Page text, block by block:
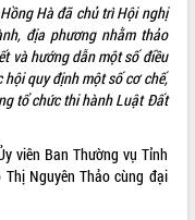
Hà đã chủ trì Hội nghị
địa phương nhằm thảo
và hướng dẫn một số điều
quy định một số cơ chế,
tổ chức thi hành Luật Đất
viên Ban Thường vụ Tỉnh
Nguyên Thảo cùng đại